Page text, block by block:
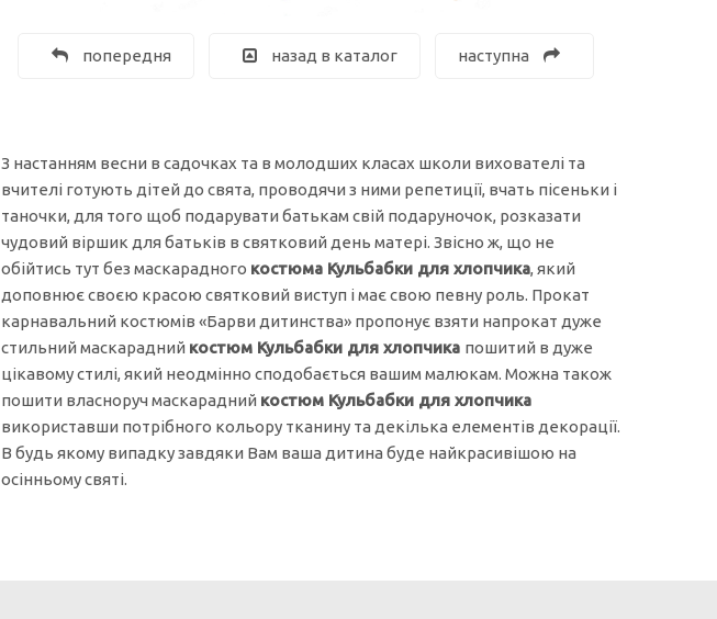
попередня назад в каталог наступна
З настанням весни в садочках та в молодших класах школи вихователі та
вчителі готують дітей до свята, проводячи з ними репетиції, вчать пісеньки і
таночки, для того щоб подарувати батькам свій подаруночок, розказати
чудовий віршик для батьків в святковий день матері. Звісно ж, що не
обійтись тут без маскарадного костюма Кульбабки для хлопчика, який
доповнює своєю красою святковий виступ і має свою певну роль. Прокат
карнавальний костюмів «Барви дитинства» пропонує взяти напрокат дуже
стильний маскарадний костюм Кульбабки для хлопчика пошитий в дуже
цікавому стилі, який неодмінно сподобається вашим малюкам. Можна також
пошити власноруч маскарадний костюм Кульбабки для хлопчика
використавши потрібного кольору тканину та декілька елементів декорації.
В будь якому випадку завдяки Вам ваша дитина буде найкрасивішою на
осінньому святі.